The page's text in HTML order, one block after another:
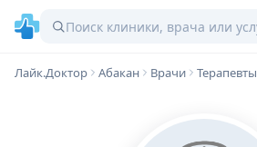
Лайк.Доктор Абакан Врачи Терапевты